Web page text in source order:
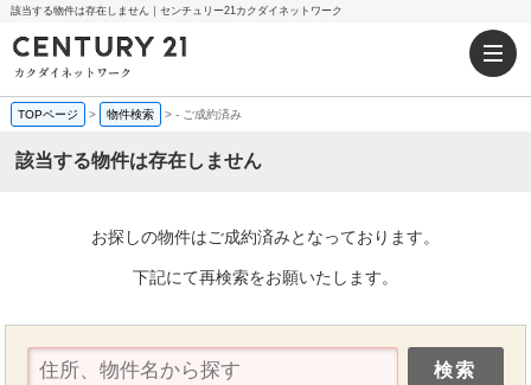
該当する物件は存在しません｜センチュリー21カクダイネットワーク
TOPページ > 物件検索 >- ご成約済み
該当する物件は存在しません
お探しの物件はご成約済みとなっております。
下記にて再検索をお願いたします。